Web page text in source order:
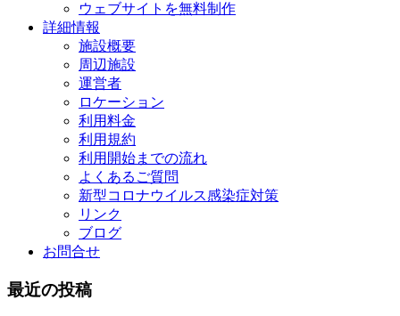
ウェブサイトを無料制作
詳細情報
施設概要
周辺施設
運営者
ロケーション
利用料金
利用規約
利用開始までの流れ
よくあるご質問
新型コロナウイルス感染症対策
リンク
ブログ
お問合せ
最近の投稿